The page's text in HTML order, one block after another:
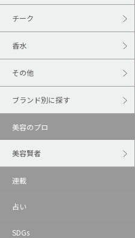
チーク
香水
その他
ブランド別に探す
美容のプロ
美容賢者
連載
占い
SDGs